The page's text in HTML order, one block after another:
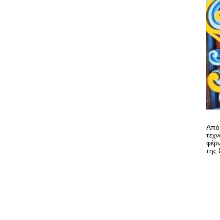
Από
της